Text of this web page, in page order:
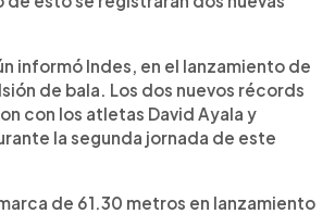
informó Indes, en el lanzamiento de
de bala. Los dos nuevos récords
con los atletas David Ayala y
la segunda jornada de este
de 61.30 metros en lanzamiento